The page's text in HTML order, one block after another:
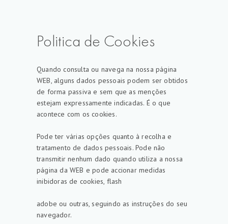
Politica de Cookies
Quando consulta ou navega na nossa página
WEB, alguns dados pessoais podem ser obtidos
de forma passiva e sem que as menções
estejam expressamente indicadas. É o que
acontece com os cookies.
Pode ter várias opções quanto à recolha e
tratamento de dados pessoais. Pode não
transmitir nenhum dado quando utiliza a nossa
página da WEB e pode accionar medidas
inibidoras de cookies, flash
adobe ou outras, seguindo as instruções do seu
navegador.